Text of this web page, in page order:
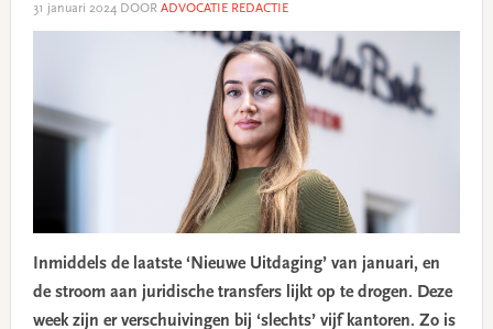
31 januari 2024DOOR ADVOCATIE REDACTIE
Inmiddels de laatste ‘Nieuwe Uitdaging’ van januari, en
de stroom aan juridische transfers lijkt op te drogen. Deze
week zijn er verschuivingen bij ‘slechts’ vijf kantoren. Zo is